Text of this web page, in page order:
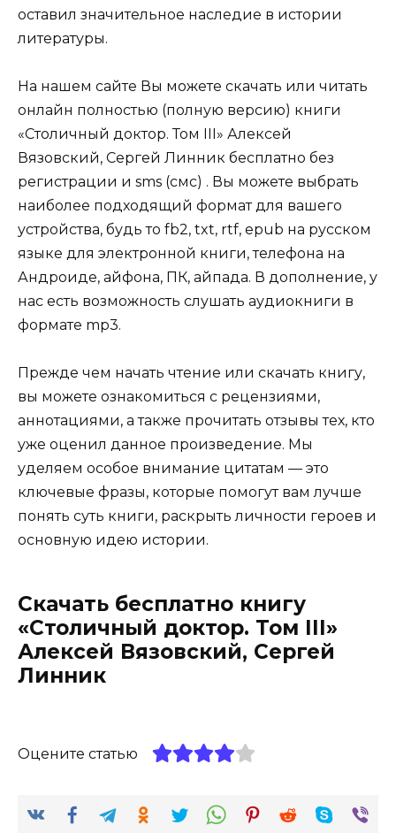
оставил значительное наследие в истории
литературы.
На нашем сайте Вы можете скачать или читать
онлайн полностью (полную версию) книги
«Столичный доктор. Том III» Алексей
Вязовский, Сергей Линник бесплатно без
регистрации и sms (смс) . Вы можете выбрать
наиболее подходящий формат для вашего
устройства, будь то fb2, txt, rtf, epub на русском
языке для электронной книги, телефона на
Андроиде, айфона, ПК, айпада. В дополнение, у
нас есть возможность слушать аудиокниги в
формате mp3.
Прежде чем начать чтение или скачать книгу,
вы можете ознакомиться с рецензиями,
аннотациями, а также прочитать отзывы тех, кто
уже оценил данное произведение. Мы
уделяем особое внимание цитатам — это
ключевые фразы, которые помогут вам лучше
понять суть книги, раскрыть личности героев и
основную идею истории.
Скачать бесплатно книгу
«Столичный доктор. Том III»
Алексей Вязовский, Сергей
Линник
Оцените статью